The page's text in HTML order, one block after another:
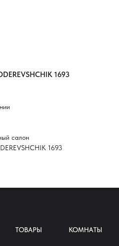
1693
салон
1693
ТОВАРЫ КОМНАТЫ